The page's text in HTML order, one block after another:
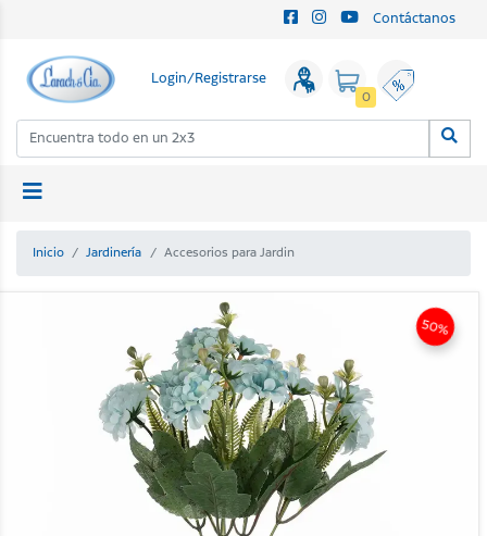
Contáctanos
Login/Registrarse
0
Inicio Jardinería Accesorios para Jardin
50%